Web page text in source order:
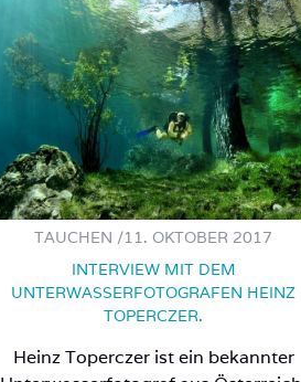
TAUCHEN /11. OKTOBER 2017
INTERVIEW MIT DEM
UNTERWASSERFOTOGRAFEN HEINZ
TOPERCZER.
Heinz Toperczer ist ein bekannter